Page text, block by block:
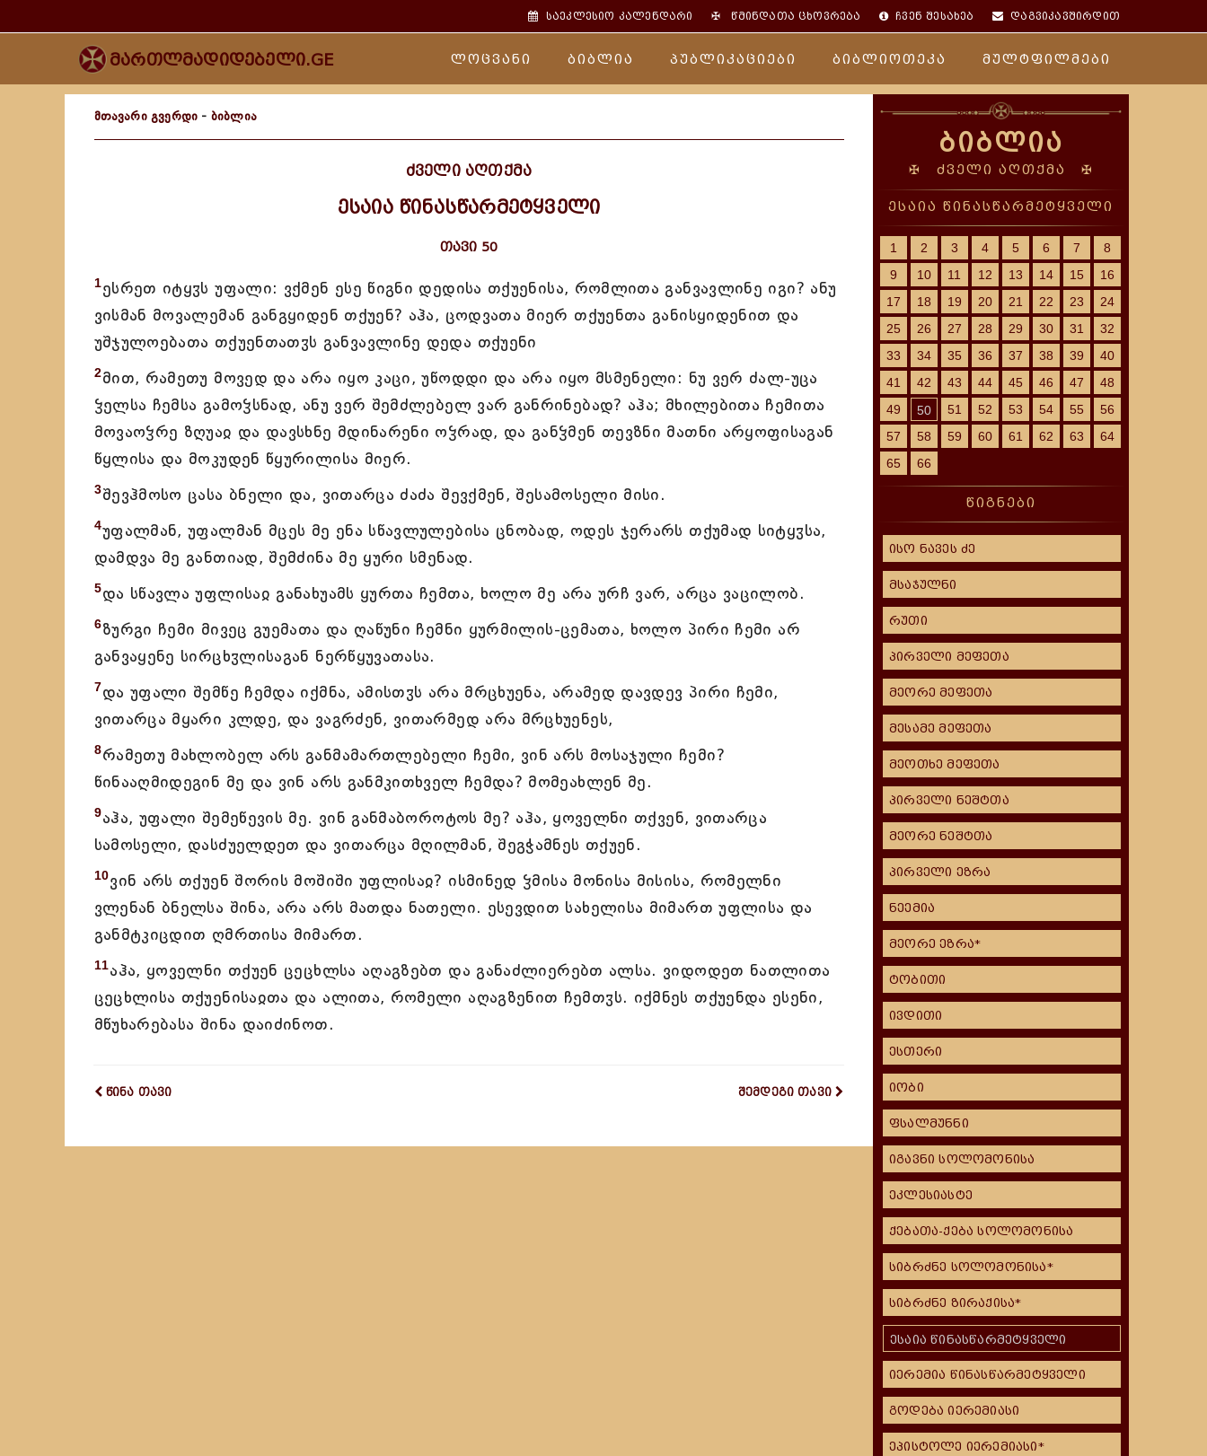
საეკლესიო კალენდარი ✠წმინდათა ცხოვრება ჩვენ შესახებ დაგვიკავშირდით
მართლმადიდებელი.GE ლოცვანი ბიბლია პუბლიკაციები ბიბლიოთეკა მულტფილმები
მთავარი გვერდი - ბიბლია
ძველი აღთქმა
ესაია წინასწარმეტყველი
თავი 50
1ესრეთ იტყჳს უფალი: ვქმენ ესე წიგნი დედისა თქუენისა, რომლითა განვავლინე იგი? ანუ
ვისმან მოვალემან განგყიდენ თქუენ? აჰა, ცოდვათა მიერ თქუენთა განისყიდენით და
უშჯულოებათა თქუენთათჳს განვავლინე დედა თქუენი
2მით, რამეთუ მოვედ და არა იყო კაცი, უწოდდი და არა იყო მსმენელი: ნუ ვერ ძალ-უცა
ჴელსა ჩემსა გამოჴსნად, ანუ ვერ შემძლებელ ვარ განრინებად? აჰა; მხილებითა ჩემითა
მოვაოჴრე ზღუაჲ და დავსხნე მდინარენი ოჴრად, და განჴმენ თევზნი მათნი არყოფისაგან
წყლისა და მოკუდენ წყურილისა მიერ.
3შევჰმოსო ცასა ბნელი და, ვითარცა ძაძა შევქმენ, შესამოსელი მისი.
4უფალმან, უფალმან მცეს მე ენა სწავლულებისა ცნობად, ოდეს ჯერარს თქუმად სიტყჳსა,
დამდვა მე განთიად, შემძინა მე ყური სმენად.
5და სწავლა უფლისაჲ განახუამს ყურთა ჩემთა, ხოლო მე არა ურჩ ვარ, არცა ვაცილობ.
6ზურგი ჩემი მივეც გუემათა და ღაწუნი ჩემნი ყურმილის-ცემათა, ხოლო პირი ჩემი არ
განვაყენე სირცხჳლისაგან ნერწყუვათასა.
7და უფალი შემწე ჩემდა იქმნა, ამისთჳს არა მრცხუენა, არამედ დავდევ პირი ჩემი,
ვითარცა მყარი კლდე, და ვაგრძენ, ვითარმედ არა მრცხუენეს,
8რამეთუ მახლობელ არს განმამართლებელი ჩემი, ვინ არს მოსაჯული ჩემი?
წინააღმიდეგინ მე და ვინ არს განმკითხველ ჩემდა? მომეახლენ მე.
9აჰა, უფალი შემეწევის მე. ვინ განმაბოროტოს მე? აჰა, ყოველნი თქვენ, ვითარცა
სამოსელი, დასძუელდეთ და ვითარცა მღილმან, შეგჭამნეს თქუენ.
10ვინ არს თქუენ შორის მოშიში უფლისაჲ? ისმინედ ჴმისა მონისა მისისა, რომელნი
ვლენან ბნელსა შინა, არა არს მათდა ნათელი. ესევდით სახელისა მიმართ უფლისა და
განმტკიცდით ღმრთისა მიმართ.
11აჰა, ყოველნი თქუენ ცეცხლსა აღაგზებთ და განაძლიერებთ ალსა. ვიდოდეთ ნათლითა
ცეცხლისა თქუენისაჲთა და ალითა, რომელი აღაგზენით ჩემთჳს. იქმნეს თქუენდა ესენი,
მწუხარებასა შინა დაიძინოთ.
წინა თავი შემდეგი თავი
ბიბლია
✠ ძველი აღთქმა ✠
ესაია წინასწარმეტყველი
1 2 3 4 5 6 7
8
9
10 11 12 13 14 15
16
17
18 19 20 21 22 23
24
25
26 27 28 29 30 31
32
33
34 35 36 37 38 39
40
41
42 43 44 45 46 47
48
49
50 51 52 53 54 55
56
57
58 59 60 61 62 63
64
65
66
წიგნები
ისო ნავეს ძე
მსაჯულნი
რუთი
პირველი მეფეთა
მეორე მეფეთა
მესამე მეფეთა
მეოთხე მეფეთა
პირველი ნეშტთა
მეორე ნეშტთა
პირველი ეზრა
ნეემია
მეორე ეზრა*
ტობითი
ივდითი
ესთერი
იობი
ფსალმუნნი
იგავნი სოლომონისა
ეკლესიასტე
ქებათა-ქება სოლომონისა
სიბრძნე სოლომონისა*
სიბრძნე ზირაქისა*
ესაია წინასწარმეტყველი
იერემია წინასწარმეტყველი
გოდება იერემიასი
ეპისტოლე იერემიასი*